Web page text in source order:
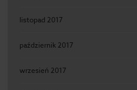
listopad 2017
październik 2017
wrzesień 2017